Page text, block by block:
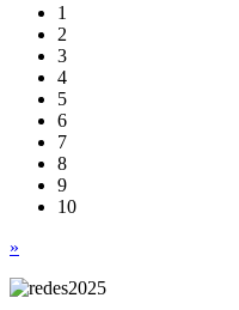
1
2
3
4
5
6
7
8
9
10
»